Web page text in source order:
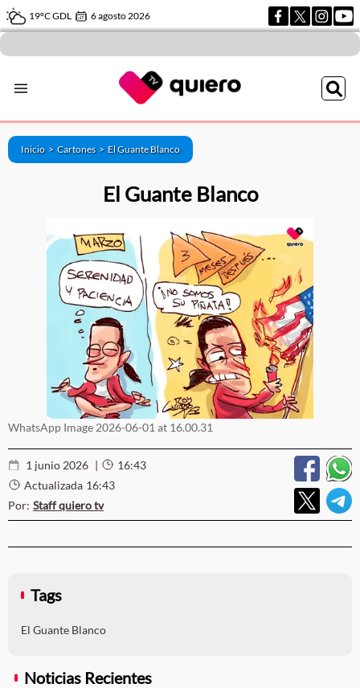
19ºC GDL 6 agosto 2026
Inicio > Cartones> El Guante Blanco
El Guante Blanco
WhatsApp Image 2026-06-01 at 16.00.31
1 junio 2026 |
16:43
Actualizada 16:43
Por: Staff quiero tv
Tags
El Guante Blanco
Noticias Recientes